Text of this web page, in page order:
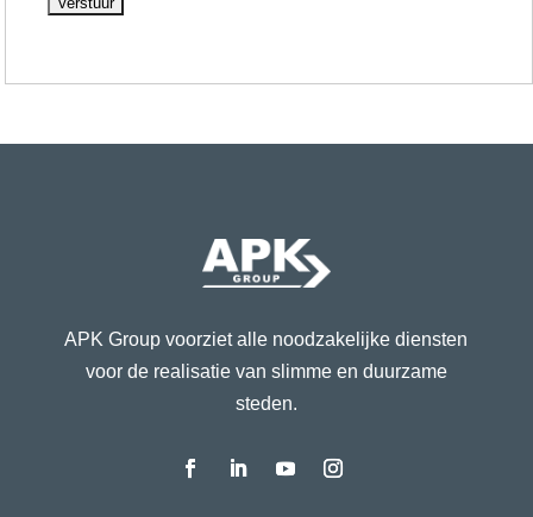
APK Group voorziet alle noodzakelijke diensten
voor de realisatie van slimme en duurzame
steden.